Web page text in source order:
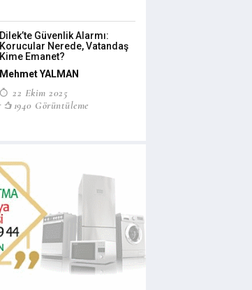
Dilek’te Güvenlik Alarmı:
Korucular Nerede, Vatandaş
Kime Emanet?
Mehmet YALMAN
22 Ekim 2025
1940 Görüntüleme